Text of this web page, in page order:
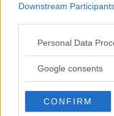
Downstream
Please note that this
not limited to your visit
use your data for below
consent section.
Personal Data
Google consents
CONFIRM
Så står sig nya